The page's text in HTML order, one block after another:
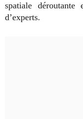
spatiale déroutante
d’experts.